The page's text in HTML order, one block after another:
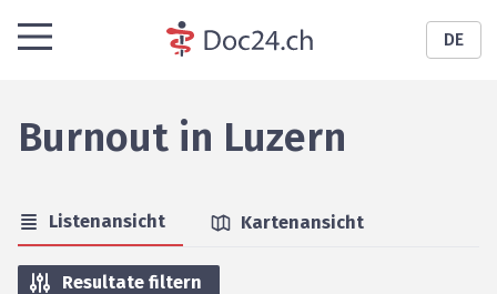
DE
Burnout in Luzern
Listenansicht Kartenansicht
Resultate filtern